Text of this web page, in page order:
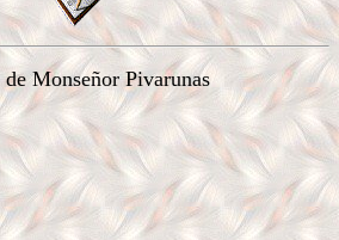
Monseñor Pivarunas